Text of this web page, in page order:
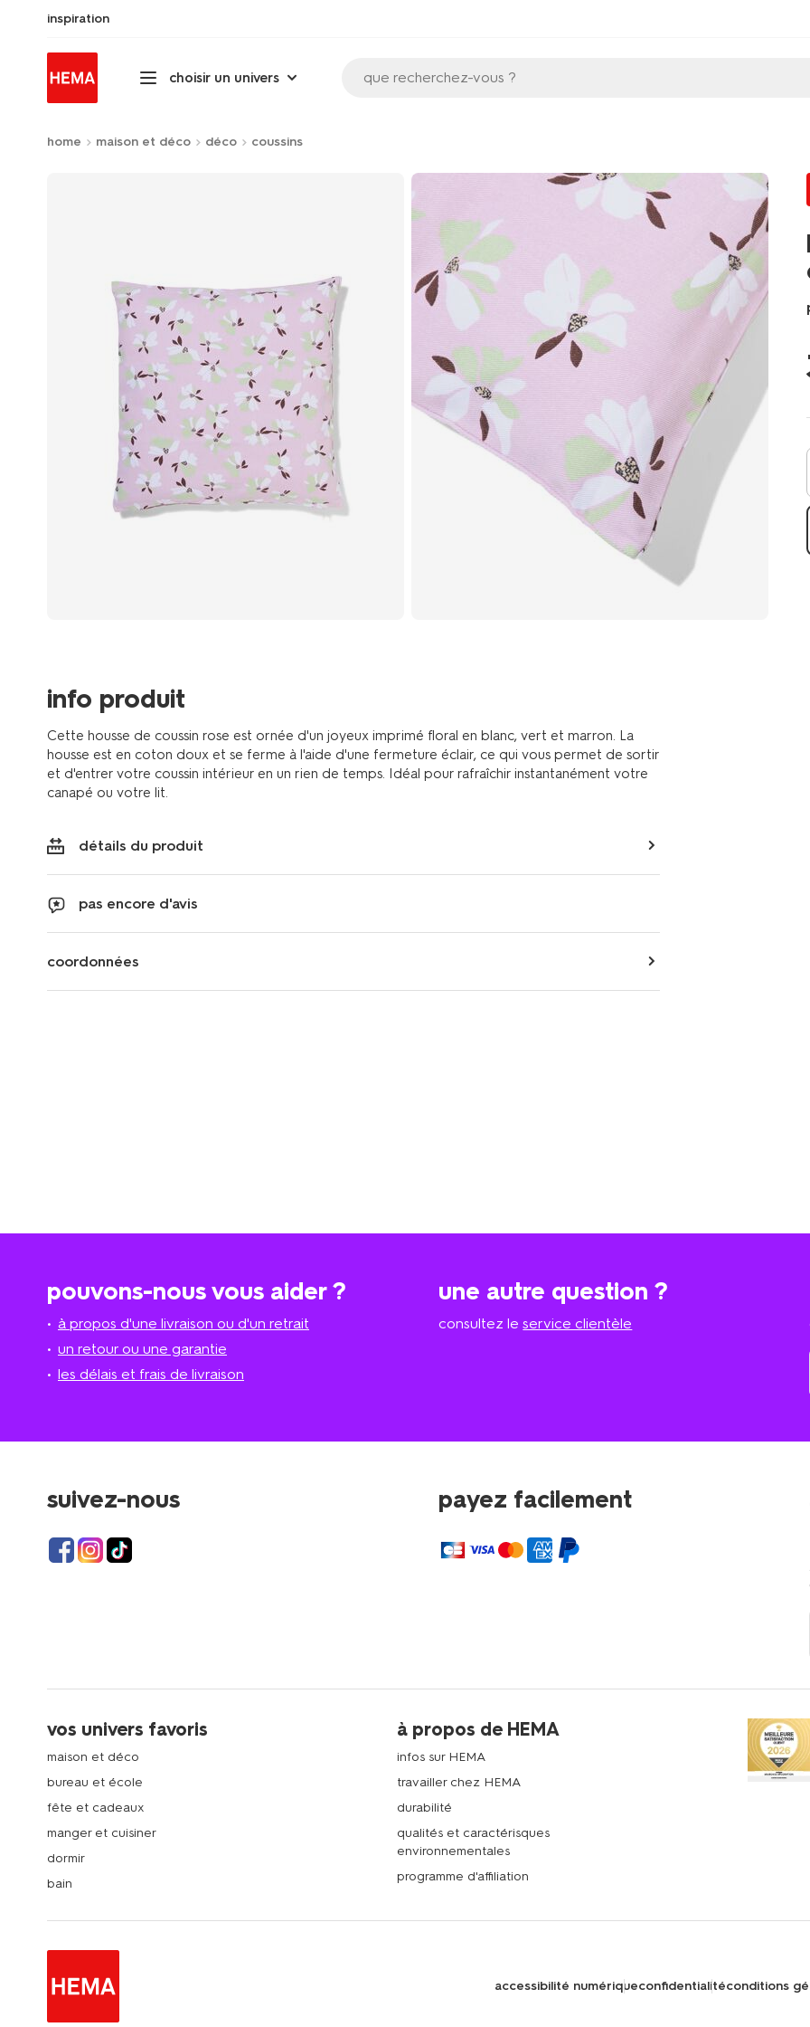
inspiration
choisir un univers que recherchez-vous ?
home maison et déco déco coussins
info produit
Cette housse de coussin rose est ornée d'un joyeux imprimé floral en blanc, vert et marron. La
housse est en coton doux et se ferme à l'aide d'une fermeture éclair, ce qui vous permet de sortir
et d'entrer votre coussin intérieur en un rien de temps. Idéal pour rafraîchir instantanément votre
canapé ou votre lit.
détails du produit
pas encore d'avis
coordonnées
pouvons-nous vous aider ?
à propos d'une livraison ou d'un retrait
un retour ou une garantie
les délais et frais de livraison
une autre question ?
consultez leservice clientèle
suivez-nous payez facilement
vos univers favoris
maison et déco
bureau et école
fête et cadeaux
manger et cuisiner
dormir
bain
à propos de HEMA
infos sur HEMA
travailler chez HEMA
durabilité
qualités et caractérisques
environnementales
programme d'affiliation
accessibilité numériqueconfidentialitéconditions